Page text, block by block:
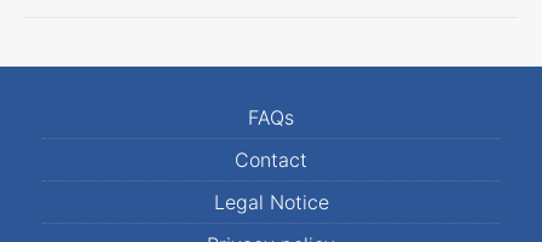
FAQs
Contact
Legal Notice